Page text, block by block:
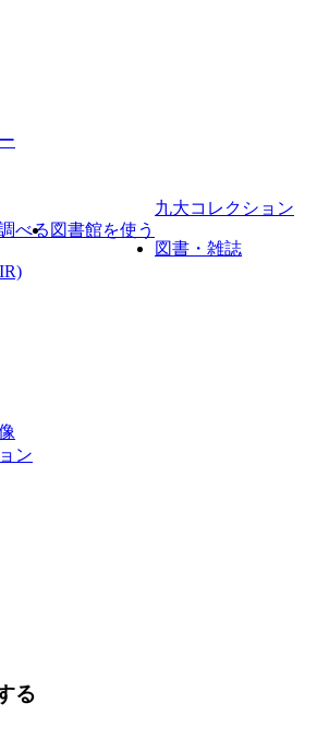
べる 図書館を使う
九大コレクション
図書・雑誌
ン
る